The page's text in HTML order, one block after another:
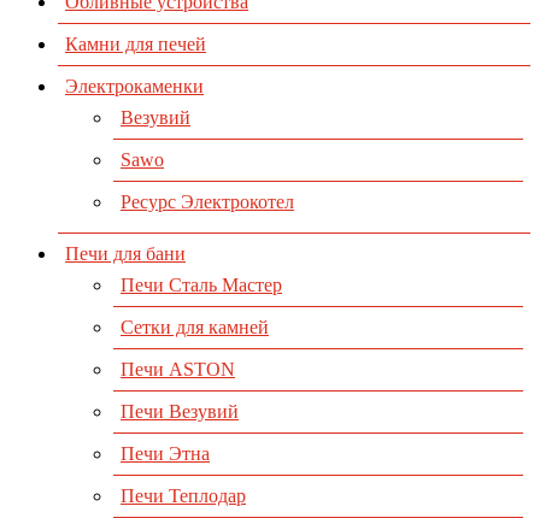
Камни для печей
Электрокаменки
Везувий
Sawo
Ресурс Электрокотел
Печи для бани
Печи Сталь Мастер
Сетки для камней
Печи ASTON
Печи Везувий
Печи Этна
Печи Теплодар